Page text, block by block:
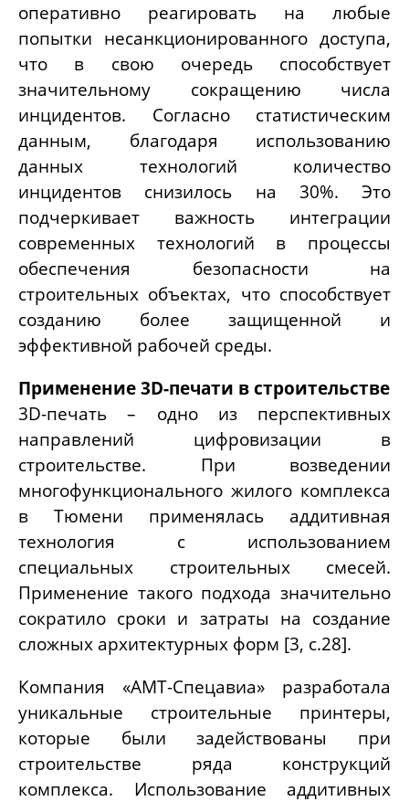
оперативно реагировать на любые
попытки несанкционированного доступа,
что в свою очередь способствует
значительному сокращению числа
инцидентов. Согласно статистическим
данным, благодаря использованию
данных технологий количество
инцидентов снизилось на 30%. Это
подчеркивает важность интеграции
современных технологий в процессы
обеспечения безопасности на
строительных объектах, что способствует
созданию более защищенной и
эффективной рабочей среды.
Применение 3D-печати в строительстве
3D-печать – одно из перспективных
направлений цифровизации в
строительстве. При возведении
многофункционального жилого комплекса
в Тюмени применялась аддитивная
технология с использованием
специальных строительных смесей.
Применение такого подхода значительно
сократило сроки и затраты на создание
сложных архитектурных форм [3, с.28].
Компания «АМТ-Спецавиа» разработала
уникальные строительные принтеры,
которые были задействованы при
строительстве ряда конструкций
комплекса. Использование аддитивных